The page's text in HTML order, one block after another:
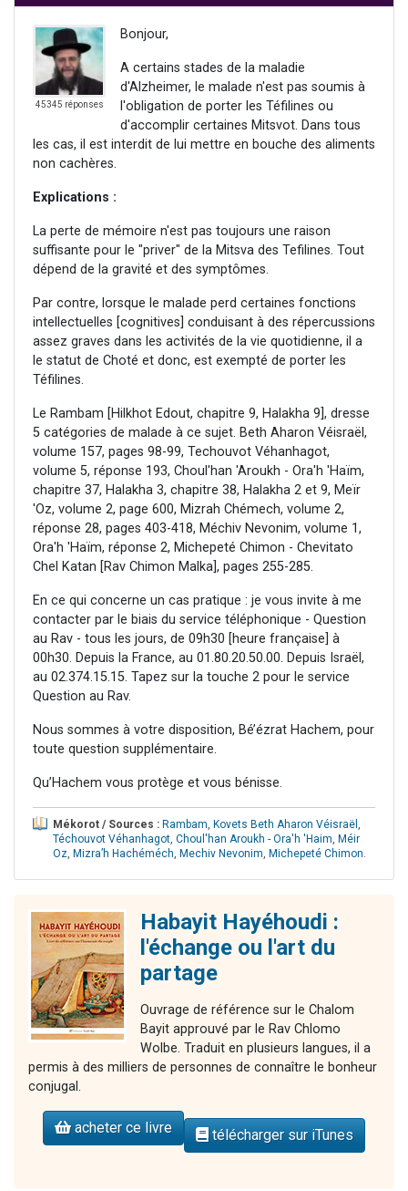
45345 réponses
Bonjour,
A certains stades de la maladie
d'Alzheimer, le malade n'est pas soumis à
l'obligation de porter les Téfilines ou
d'accomplir certaines Mitsvot. Dans tous
les cas, il est interdit de lui mettre en bouche des aliments
non cachères.
Explications :
La perte de mémoire n'est pas toujours une raison
suffisante pour le "priver" de la Mitsva des Tefilines. Tout
dépend de la gravité et des symptômes.
Par contre, lorsque le malade perd certaines fonctions
intellectuelles [cognitives] conduisant à des répercussions
assez graves dans les activités de la vie quotidienne, il a
le statut de Choté et donc, est exempté de porter les
Téfilines.
Le Rambam [Hilkhot Edout, chapitre 9, Halakha 9], dresse
5 catégories de malade à ce sujet. Beth Aharon Véisraël,
volume 157, pages 98-99, Techouvot Véhanhagot,
volume 5, réponse 193, Choul'han 'Aroukh - Ora'h 'Haïm,
chapitre 37, Halakha 3, chapitre 38, Halakha 2 et 9, Meïr
'Oz, volume 2, page 600, Mizrah Chémech, volume 2,
réponse 28, pages 403-418, Méchiv Nevonim, volume 1,
Ora'h 'Haïm, réponse 2, Michepeté Chimon - Chevitato
Chel Katan [Rav Chimon Malka], pages 255-285.
En ce qui concerne un cas pratique : je vous invite à me
contacter par le biais du service téléphonique - Question
au Rav - tous les jours, de 09h30 [heure française] à
00h30. Depuis la France, au 01.80.20.50.00. Depuis Israël,
au 02.374.15.15. Tapez sur la touche 2 pour le service
Question au Rav.
Nous sommes à votre disposition, Bé’ézrat Hachem, pour
toute question supplémentaire.
Qu’Hachem vous protège et vous bénisse.
Mékorot / Sources : Rambam, Kovets Beth Aharon Véisraël ,
Téchouvot Véhanhagot, Choul'han Aroukh - Ora'h 'Haim, Méir
Oz, Mizra’h Hachéméch, Mechiv Nevonim, Michepeté Chimon.
Habayit Hayéhoudi :
l'échange ou l'art du
partage
Ouvrage de référence sur le Chalom
Bayit approuvé par le Rav Chlomo
Wolbe. Traduit en plusieurs langues, il a
permis à des milliers de personnes de connaître le bonheur
conjugal.
acheter ce livre télécharger sur iTunes